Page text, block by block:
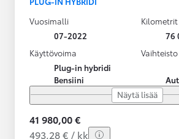
Vuosimalli
07-2022
Kilometrit
76
Käyttövoima
Plug-in hybridi
Bensiini
Vaihteisto
Näytä lisää
41 980,00 €
493,28 € / kk